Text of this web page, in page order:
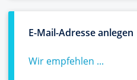
E-Mail-Adresse anlegen
Wir empfehlen ...